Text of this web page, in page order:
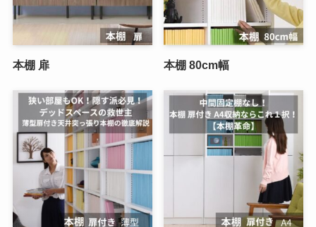
本棚 扉 本棚 80cm幅